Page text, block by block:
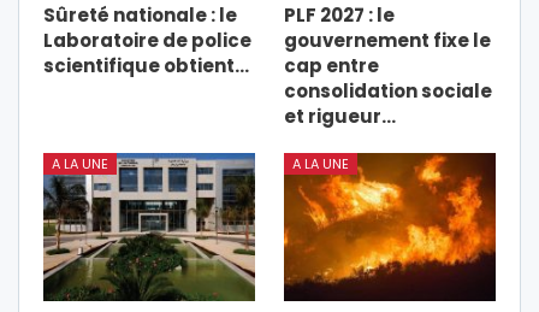
Sûreté nationale : le
Laboratoire de police
scientifique obtient…
PLF 2027 : le
gouvernement fixe le
cap entre
consolidation sociale
et rigueur…
A LA UNE A LA UNE